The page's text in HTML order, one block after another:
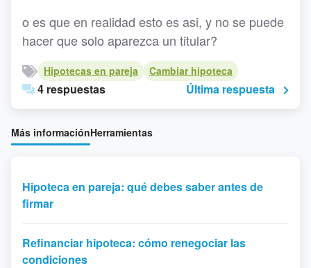
o es que en realidad esto es asi, y no se puede
hacer que solo aparezca un titular?
Hipotecas en pareja Cambiar hipoteca
4 respuestas Última respuesta
Más informaciónHerramientas
Hipoteca en pareja: qué debes saber antes de
firmar
Refinanciar hipoteca: cómo renegociar las
condiciones